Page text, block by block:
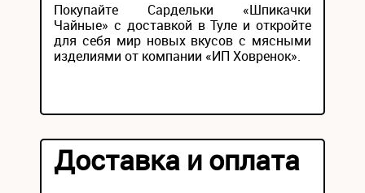
Покупайте Сардельки «Шпикачки
Чайные» с доставкой в Туле и откройте
для себя мир новых вкусов с мясными
изделиями от компании «ИП Ховренок».
Доставка и оплата